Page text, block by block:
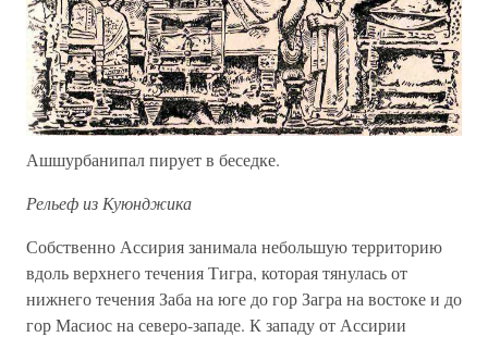
Ашшурбанипал пирует в беседке.
Рельеф из Куюнджика
Собственно Ассирия занимала небольшую территорию
вдоль верхнего течения Тигра, которая тянулась от
нижнего течения Заба на юге до гор Загра на востоке и до
гор Масиос на северо-западе. К западу от Ассирии